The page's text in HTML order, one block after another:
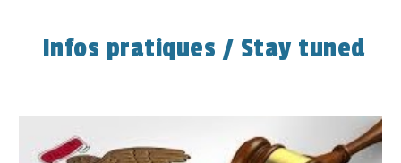
Infos pratiques / Stay tuned